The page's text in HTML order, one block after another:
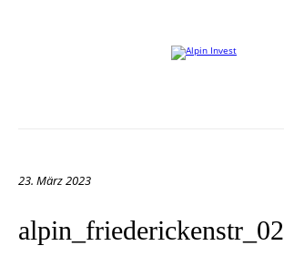
23. März 2023
alpin_friederickenstr_02